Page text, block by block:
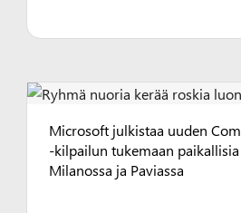
Microsoft julkistaa uuden
-kilpailun tukemaan
Milanossa ja Paviassa